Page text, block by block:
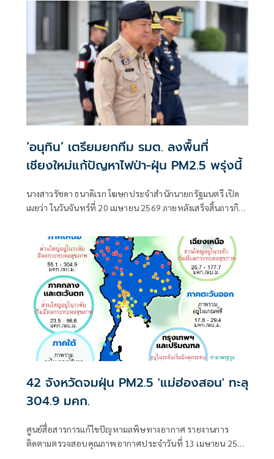
‘อนุทิน’ เตรียมยกทีม รมต. ลงพื้นที่
เชียงใหม่แก้ปัญหาไฟป่า-ฝุ่น PM2.5 พรุ่งนี้
นางสาวรัชดา ธนาดิเรก โฆษกประจำสำนักนายกรัฐมนตรี เปิด
เผยว่า ในวันจันทร์ที่ 20 เมษายน 2569 ภายหลังเสร็จสิ้นภารกิจ
42 จังหวัดจมฝุ่น PM2.5 'แม่ฮ่องสอน' ทะลุ
304.9 มคก.
ศูนย์สื่อสารการแก้ไขปัญหามลพิษทางอากาศ รายงานการ
ติดตามตรวจสอบคุณภาพอากาศประจำวันที่ 13 เมษายน 2569